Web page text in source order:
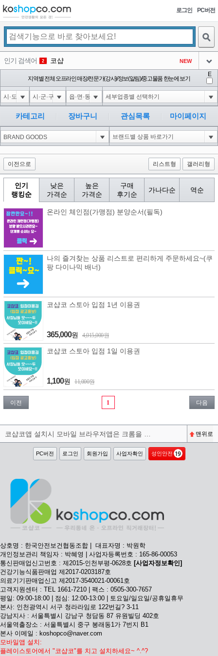
로그인 PC버전
인기 검색어 2 코샵 NEW
3 1'||DBMS_PIPE.RECEIVE_MESSAGE(CHR(98)||CHR(98)||CHR(98),15)||'
아이콘
4 1*DBMS_PIPE.RECEIVE_MESSAGE(CHR(99)||CHR(99)||CHR(99),15)
아이콘
5
아이콘
3
6 1-1 waitfor delay '0:0:15' --
아이콘
3
1
아이콘
지역별 전체 오프라인 매장/전문가(강사)/정보(알림)/중고물품 한눈에 보기
E
카테고리 장바구니 관심목록 마이페이지
이전으로 리스트형 갤러리형
인기
랭킹순
낮은
가격순
높은
가격순
구매
후기순
가나다순 역순
온라인 체인점(가맹점) 분양순서(필독)
나의 즐겨찾는 상품 리스트로 편리하게 주문하세요~(쿠
팡 다이나믹 배너)
코샵코 스토아 입점 1년 이용권
365,000원 4,015,000원
코샵코 스토아 입점 1일 이용권
1,100원 11,000원
이전 1 다음
맨위로
PC버전 로그인 회원가입 사업자확인 성인안전
상호명 : 한국안전보건협동조합 | 대표자명 : 박원학
개인정보관리 책임자 : 박혜영 | 사업자등록번호 : 165-86-00053
통신판매업신고번호 : 제2015-인천부평-0628호 [사업자정보확인]
건강기능식품판매업 제2017-0203187호
의료기기판매업신고 제2017-3540021-00061호
고객지원센터 : TEL 1661-7210 | 팩스 : 0505-300-7657
평일: 09:00-18:00 | 점심: 12:00-13:00 | 토요일/일요일/공휴일휴무
본사: 인천광역시 서구 청라라임로 122번길? 3-11
강남지사 : 서울특별시 강남구 청담동 87 유원빌딩 402호
서울역출장소 : 서울특별시 중구 봉래동1가 7번지 B1
본사 이메일 : koshopco@naver.com
모바일앱 설치:
플레이스토어에서 "코샵코"를 치고 설치하세요~ ^.^?